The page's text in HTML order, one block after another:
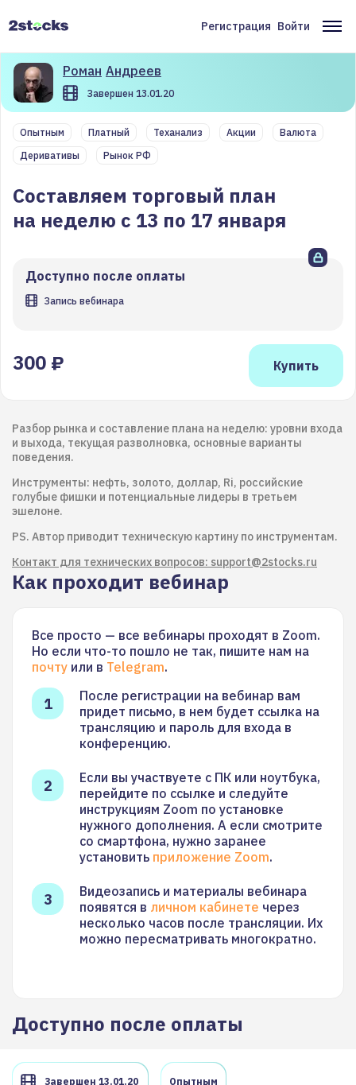
содержанию
Меню
пользователя
Регистрация Войти
Роман Андреев
Завершен 13.01.20
Составляем торговый план
на неделю с 13 по 17 января
Доступно после оплаты
Запись вебинара
Опытным Платный Теханализ Акции
Валюта
Деривативы
Рынок РФ
300 ₽
Разбор рынка и составление плана на неделю: уровни входа
и выхода, текущая разволновка, основные варианты
поведения.
Инструменты: нефть, золото, доллар, Ri, российские
голубые фишки и потенциальные лидеры в третьем
эшелоне.
PS. Автор приводит техническую картину по инструментам.
Контакт для технических вопросов: support@2stocks.ru
Как проходит вебинар
Все просто — все вебинары проходят в Zoom.
Но если что-то пошло не так, пишите нам на
почту или в Telegram.
После регистрации на вебинар вам
придет письмо, в нем будет ссылка на
трансляцию и пароль для входа в
конференцию.
Если вы участвуете с ПК или ноутбука,
перейдите по ссылке и следуйте
инструкциям Zoom по установке
нужного дополнения. А если смотрите
со смартфона, нужно заранее
установить приложение Zoom.
Видеозапись и материалы вебинара
появятся в личном кабинете через
несколько часов после трансляции. Их
можно пересматривать многократно.
Доступно после оплаты
Завершен 13.01.20 Опытным